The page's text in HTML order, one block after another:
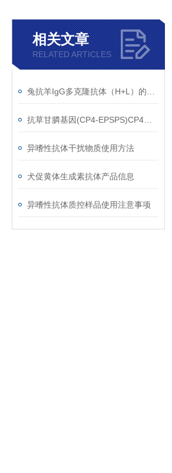
相关文章
RELATED ARTICLES
异嗜性抗体干扰物质使用方法
犬促黄体生成素抗体产品信息
异嗜性抗体质控样品使用注意事项